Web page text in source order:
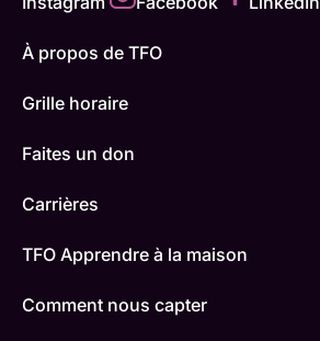
À propos de TFO
Grille horaire
Faites un don
Carrières
TFO Apprendre à la maison
Comment nous capter